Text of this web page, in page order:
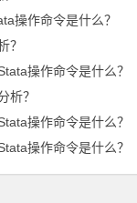
操作命令是什么？
？
操作命令是什么？
析？
操作命令是什么？
操作命令是什么？